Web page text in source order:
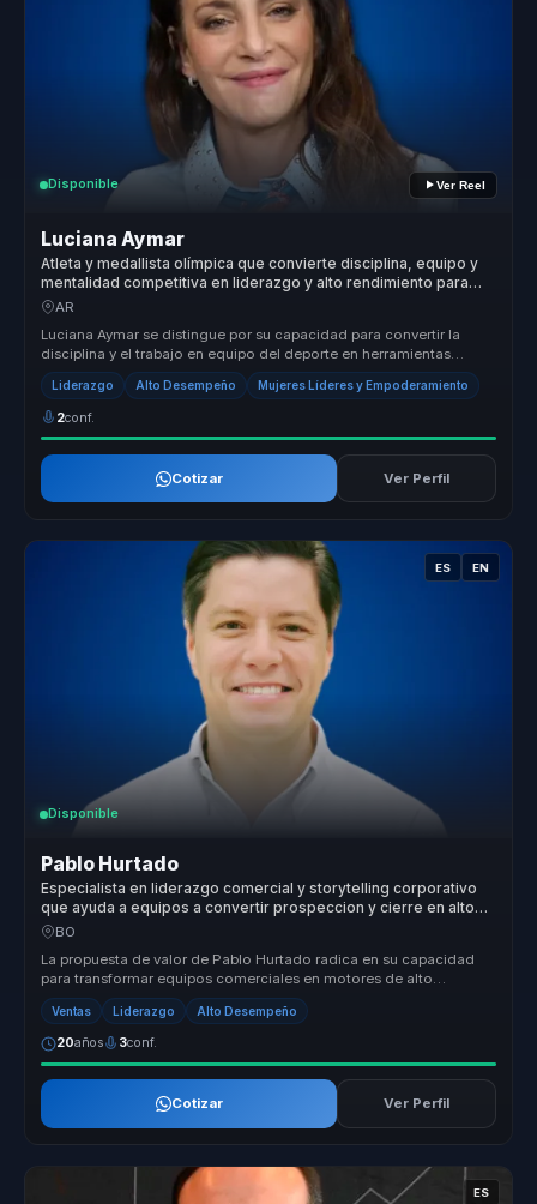
Disponible Ver Reel
Luciana Aymar
Atleta y medallista olímpica que convierte disciplina, equipo y
mentalidad competitiva en liderazgo y alto rendimiento para
organizaciones.
AR
Luciana Aymar se distingue por su capacidad para convertir la
disciplina y el trabajo en equipo del deporte en herramientas
poderosas par...
Liderazgo Alto Desempeño Mujeres Líderes y Empoderamiento
2conf.
Cotizar Ver Perfil
ES EN
Disponible
Pablo Hurtado
Especialista en liderazgo comercial y storytelling corporativo
que ayuda a equipos a convertir prospeccion y cierre en alto
desempeno y resultados.
BO
La propuesta de valor de Pablo Hurtado radica en su capacidad
para transformar equipos comerciales en motores de alto
rendimiento. Con má...
Ventas Liderazgo Alto Desempeño
20años 3conf.
Cotizar Ver Perfil
ES